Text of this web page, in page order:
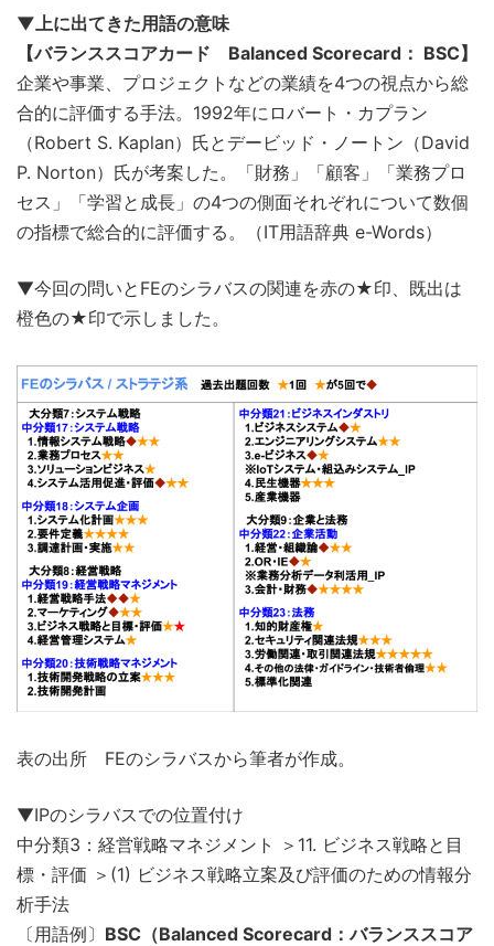
▼上に出てきた用語の意味
【バランススコアカード Balanced Scorecard： BSC】
企業や事業、プロジェクトなどの業績を4つの視点から総
合的に評価する手法。1992年にロバート・カプラン
（Robert S. Kaplan）氏とデービッド・ノートン（David
P. Norton）氏が考案した。「財務」「顧客」「業務プロ
セス」「学習と成長」の4つの側面それぞれについて数個
の指標で総合的に評価する。（IT用語辞典 e-Words）
▼今回の問いとFEのシラバスの関連を赤の★印、既出は
橙色の★印で示しました。
表の出所 FEのシラバスから筆者が作成。
▼IPのシラバスでの位置付け
中分類3：経営戦略マネジメント ＞11. ビジネス戦略と目
標・評価 ＞(1) ビジネス戦略立案及び評価のための情報分
析手法
〔用語例〕 BSC（Balanced Scorecard：バランススコア